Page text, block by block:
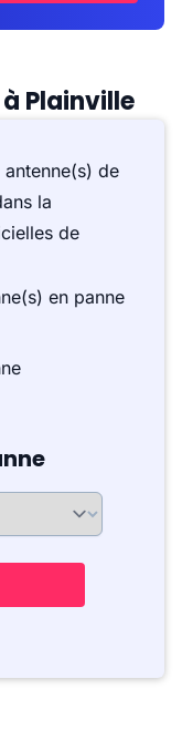
Plainville
antenne(s) de
la
de
en panne